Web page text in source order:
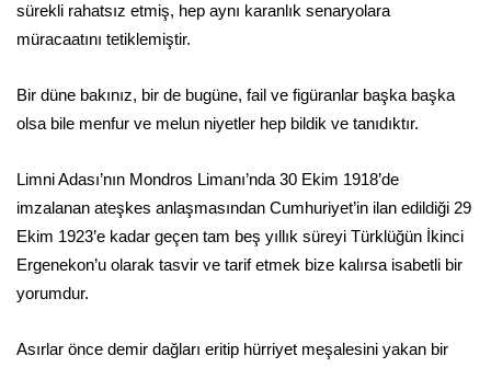
sürekli rahatsız etmiş, hep aynı karanlık senaryolara
müracaatını tetiklemiştir.
Bir düne bakınız, bir de bugüne, fail ve figüranlar başka başka
olsa bile menfur ve melun niyetler hep bildik ve tanıdıktır.
Limni Adası’nın Mondros Limanı’nda 30 Ekim 1918’de
imzalanan ateşkes anlaşmasından Cumhuriyet’in ilan edildiği 29
Ekim 1923’e kadar geçen tam beş yıllık süreyi Türklüğün İkinci
Ergenekon’u olarak tasvir ve tarif etmek bize kalırsa isabetli bir
yorumdur.
Asırlar önce demir dağları eritip hürriyet meşalesini yakan bir